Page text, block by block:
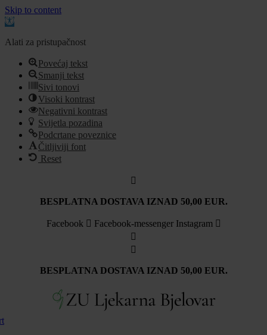
Skip to content
Open
Alati za pristupačnost
Povećaj tekst
Smanji tekst
Sivi tonovi
Visoki kontrast
Negativni kontrast
Svijetla pozadina
Podcrtane poveznice
Čitljiviji font
Reset
BESPLATNA DOSTAVA IZNAD 50,00 EUR.
Facebook Facebook-messenger Instagram
BESPLATNA DOSTAVA IZNAD 50,00 EUR.